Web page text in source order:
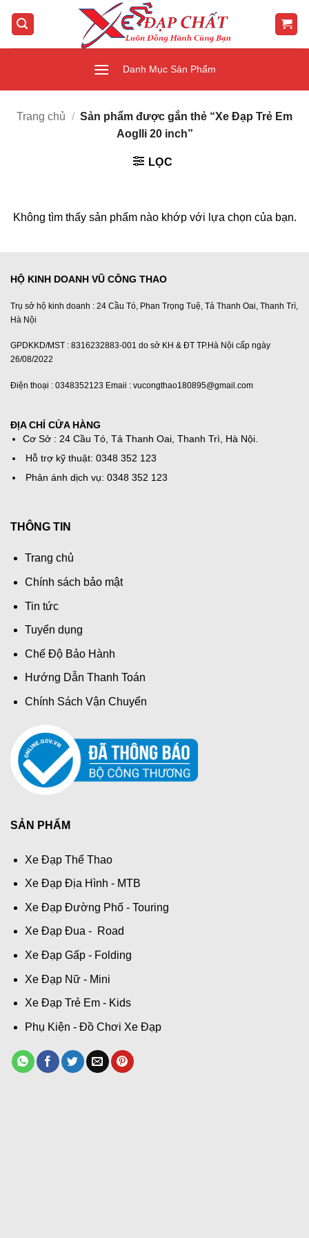
qua
Danh Mục Sản Phẩm
Trang chủ / Sản phẩm được gắn thẻ “Xe Đạp Trẻ Em
Aoglli 20 inch”
LỌC
Không tìm thấy sản phẩm nào khớp với lựa chọn của bạn.
HỘ KINH DOANH VŨ CÔNG THAO
Trụ sở hộ kinh doanh : 24 Cầu Tó, Phan Trọng Tuệ, Tả Thanh Oai, Thanh Trì,
Hà Nội
GPDKKD/MST : 8316232883-001 do sở KH & ĐT TP.Hà Nội cấp ngày
26/08/2022
Điện thoại : 0348352123 Emaii : vucongthao180895@gmail.com
ĐỊA CHỈ CỬA HÀNG
Cơ Sở : 24 Cầu Tó, Tả Thanh Oai, Thanh Trì, Hà Nội.
Hỗ trợ kỹ thuật: 0348 352 123
Phản ánh dịch vụ: 0348 352 123
THÔNG TIN
Trang chủ
Chính sách bảo mật
Tin tức
Tuyển dụng
Chế Độ Bảo Hành
Hướng Dẫn Thanh Toán
Chính Sách Vận Chuyển
SẢN PHẨM
Xe Đạp Thể Thao
Xe Đạp Địa Hình - MTB
Xe Đạp Đường Phố - Touring
Xe Đạp Đua - Road
Xe Đạp Gấp - Folding
Xe Đạp Nữ - Mini
Xe Đạp Trẻ Em - Kids
Phụ Kiện - Đồ Chơi Xe Đạp